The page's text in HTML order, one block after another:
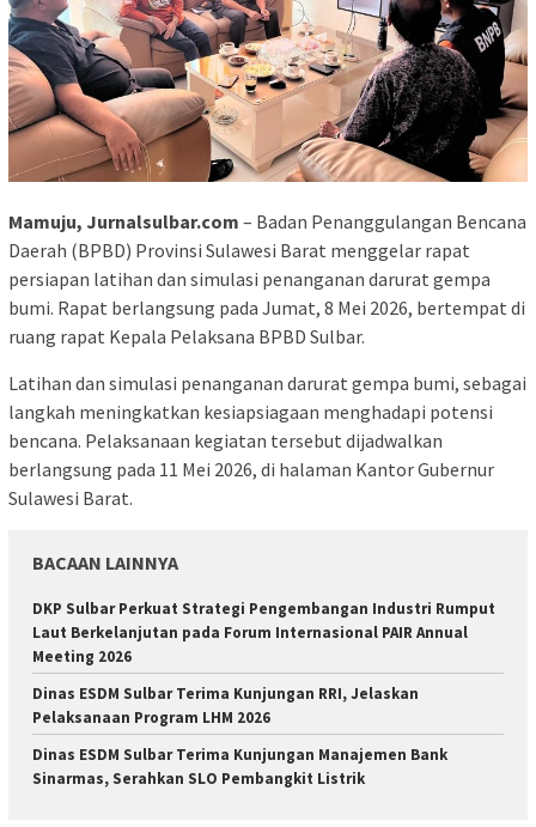
Mamuju, Jurnalsulbar.com – Badan Penanggulangan Bencana
Daerah (BPBD) Provinsi Sulawesi Barat menggelar rapat
persiapan latihan dan simulasi penanganan darurat gempa
bumi. Rapat berlangsung pada Jumat, 8 Mei 2026, bertempat di
ruang rapat Kepala Pelaksana BPBD Sulbar.
Latihan dan simulasi penanganan darurat gempa bumi, sebagai
langkah meningkatkan kesiapsiagaan menghadapi potensi
bencana. Pelaksanaan kegiatan tersebut dijadwalkan
berlangsung pada 11 Mei 2026, di halaman Kantor Gubernur
Sulawesi Barat.
BACAAN LAINNYA
DKP Sulbar Perkuat Strategi Pengembangan Industri Rumput
Laut Berkelanjutan pada Forum Internasional PAIR Annual
Meeting 2026
Dinas ESDM Sulbar Terima Kunjungan RRI, Jelaskan
Pelaksanaan Program LHM 2026
Dinas ESDM Sulbar Terima Kunjungan Manajemen Bank
Sinarmas, Serahkan SLO Pembangkit Listrik